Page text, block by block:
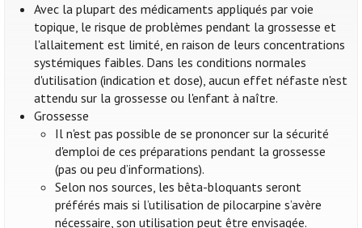
Avec la plupart des médicaments appliqués par voie
topique, le risque de problèmes pendant la grossesse et
l'allaitement est limité, en raison de leurs concentrations
systémiques faibles. Dans les conditions normales
d'utilisation (indication et dose), aucun effet néfaste n'est
attendu sur la grossesse ou l'enfant à naître.
Grossesse
Il n'est pas possible de se prononcer sur la sécurité
d'emploi de ces préparations pendant la grossesse
(pas ou peu d’informations).
Selon nos sources, les bêta-bloquants seront
préférés mais si l’utilisation de pilocarpine s’avère
nécessaire, son utilisation peut être envisagée.